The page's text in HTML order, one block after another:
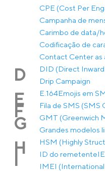
CPE (Cost Per
Campanha de
Carimbo de data/
Codificação de
Contact Center as
D DID (Direct Inward
Drip Campaign
E E.164Emojis em
F Fila de SMS (SMS
G GMT (Greenwich
Grandes modelos
H HSM (Highly
ID do remetente
IMEI